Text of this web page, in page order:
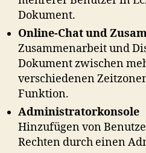
Dokument.
Online-Chat und
Zusammenarbeit und
Dokument zwischen
verschiedenen
Funktion.
Administratorkonsole
Hinzufügen von
Rechten durch einen